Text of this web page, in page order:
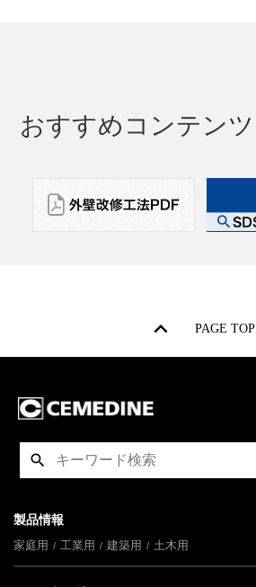
おすすめコンテンツ
PAGE TOP
製品情報
家庭用
工業用 建築用 土木用